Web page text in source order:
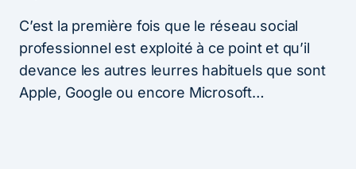
C’est la première fois que le réseau social
professionnel est exploité à ce point et qu’il
devance les autres leurres habituels que sont
Apple, Google ou encore Microsoft…